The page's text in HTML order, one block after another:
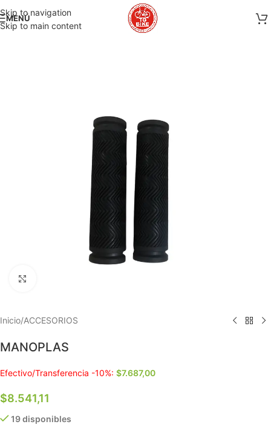
Skip to navigation
Skip to main content
MENÚ
Inicio/ACCESORIOS
MANOPLAS
Efectivo/Transferencia -10%: $7.687,00
$8.541,11
19 disponibles